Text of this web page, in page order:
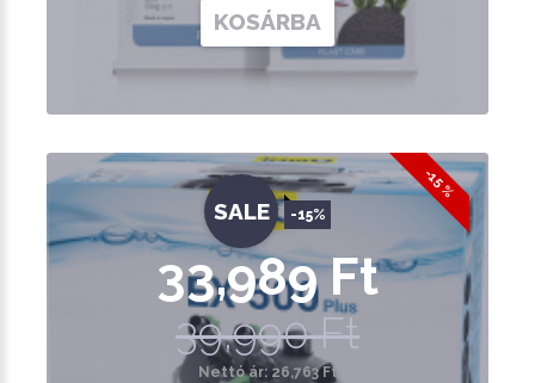
KOSÁRBA
-15 %
SALE -15%
33,989 Ft
39,990 Ft
Nettó ár: 26,763 Ft